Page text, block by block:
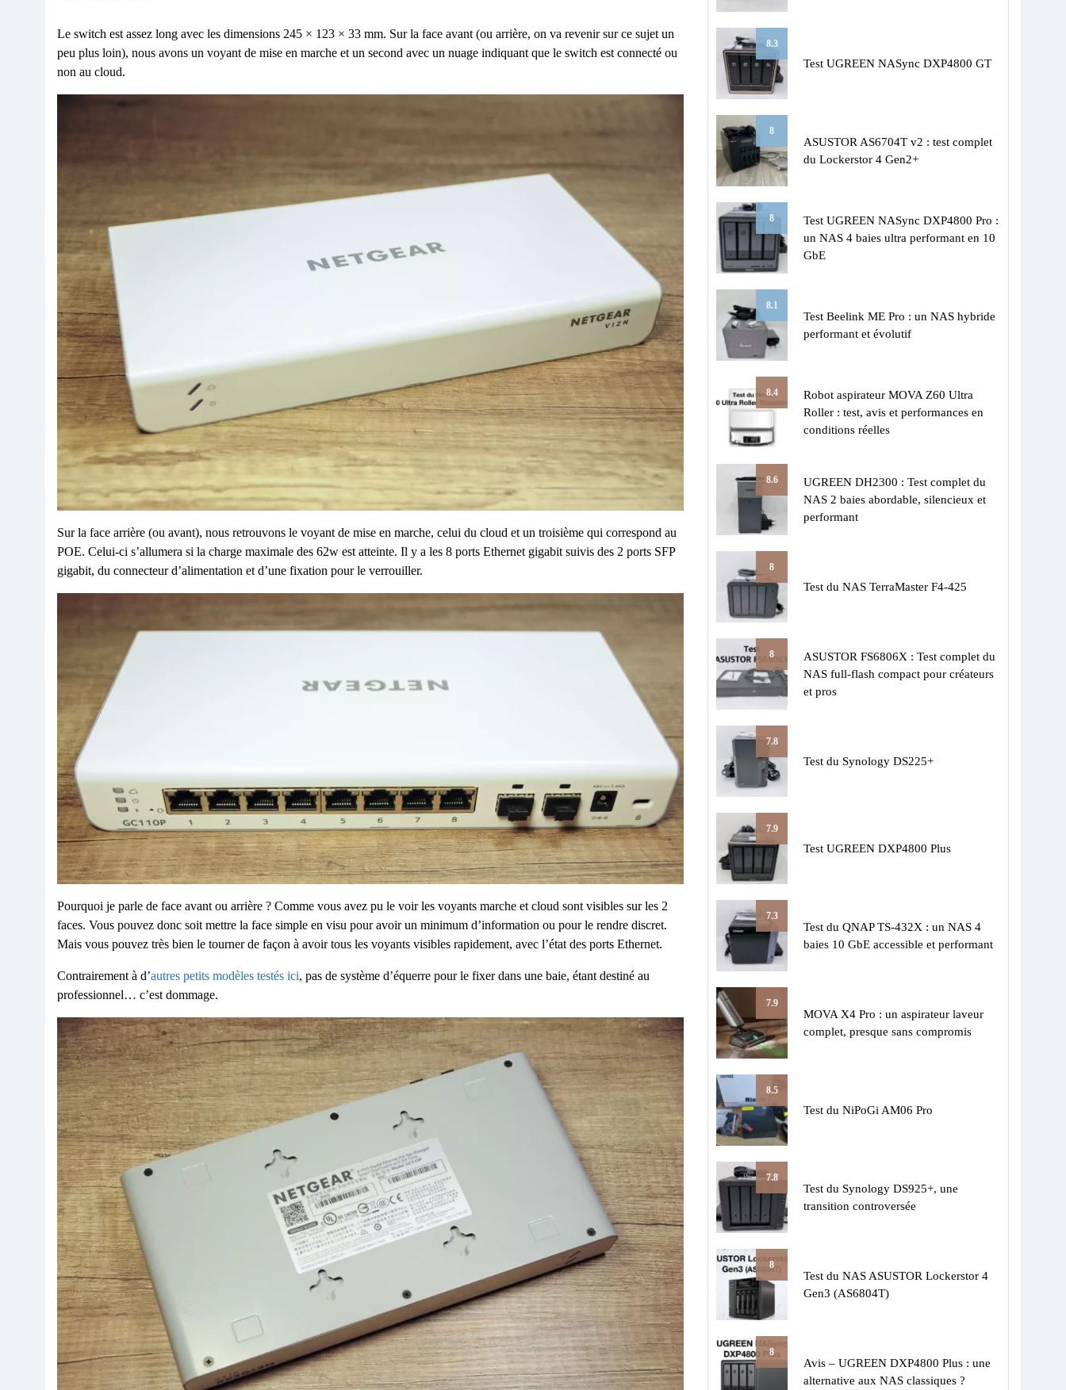
Le switch est assez long avec les dimensions 245 × 123 × 33 mm. Sur la face avant (ou arrière, on va revenir sur ce sujet un
peu plus loin), nous avons un voyant de mise en marche et un second avec un nuage indiquant que le switch est connecté ou
non au cloud.
Sur la face arrière (ou avant), nous retrouvons le voyant de mise en marche, celui du cloud et un troisième qui correspond au
POE. Celui-ci s’allumera si la charge maximale des 62w est atteinte. Il y a les 8 ports Ethernet gigabit suivis des 2 ports SFP
gigabit, du connecteur d’alimentation et d’une fixation pour le verrouiller.
Pourquoi je parle de face avant ou arrière ? Comme vous avez pu le voir les voyants marche et cloud sont visibles sur les 2
faces. Vous pouvez donc soit mettre la face simple en visu pour avoir un minimum d’information ou pour le rendre discret.
Mais vous pouvez très bien le tourner de façon à avoir tous les voyants visibles rapidement, avec l’état des ports Ethernet.
Contrairement à d’autres petits modèles testés ici, pas de système d’équerre pour le fixer dans une baie, étant destiné au
professionnel… c’est dommage.
8.3
Test UGREEN NASync DXP4800 GT
8
ASUSTOR AS6704T v2 : test complet
du Lockerstor 4 Gen2+
8
Test UGREEN NASync DXP4800 Pro :
un NAS 4 baies ultra performant en 10
GbE
8.1
Test Beelink ME Pro : un NAS hybride
performant et évolutif
8.4
Robot aspirateur MOVA Z60 Ultra
Roller : test, avis et performances en
conditions réelles
8.6
UGREEN DH2300 : Test complet du
NAS 2 baies abordable, silencieux et
performant
8
Test du NAS TerraMaster F4-425
8
ASUSTOR FS6806X : Test complet du
NAS full-flash compact pour créateurs
et pros
7.8
Test du Synology DS225+
7.9
Test UGREEN DXP4800 Plus
7.3
Test du QNAP TS-432X : un NAS 4
baies 10 GbE accessible et performant
7.9
MOVA X4 Pro : un aspirateur laveur
complet, presque sans compromis
8.5
Test du NiPoGi AM06 Pro
7.8
Test du Synology DS925+, une
transition controversée
8
Test du NAS ASUSTOR Lockerstor 4
Gen3 (AS6804T)
8
Avis – UGREEN DXP4800 Plus : une
alternative aux NAS classiques ?